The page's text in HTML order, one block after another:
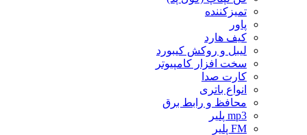
تمیزکننده
پاور
کیف هارد
لیبل و روکش کیبورد
سخت افزار کامپیوتر
کارت صدا
انواع باتری
محافظ و رابط برق
mp3 پلیر
FM پلیر